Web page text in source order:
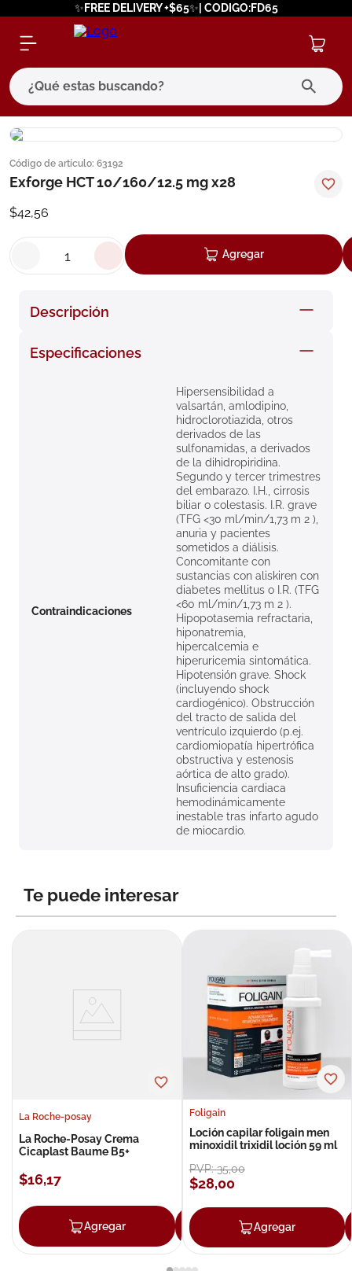
✨FREE DELIVERY +$65✨| CODIGO:FD65
¿Qué estas buscando?
Código de artículo: 63192
Exforge HCT 10/160/12.5 mg x28
$42,56
Agregar
Descripción
Especificaciones
Contraindicaciones
Hipersensibilidad a
valsartán, amlodipino,
hidroclorotiazida, otros
derivados de las
sulfonamidas, a derivados
de la dihidropiridina.
Segundo y tercer trimestres
del embarazo. I.H., cirrosis
biliar o colestasis. I.R. grave
(TFG <30 ml/min/1,73 m 2 ),
anuria y pacientes
sometidos a diálisis.
Concomitante con
sustancias con aliskiren con
diabetes mellitus o I.R. (TFG
<60 ml/min/1,73 m 2 ).
Hipopotasemia refractaria,
hiponatremia,
hipercalcemia e
hiperuricemia sintomática.
Hipotensión grave. Shock
(incluyendo shock
cardiogénico). Obstrucción
del tracto de salida del
ventrículo izquierdo (p.ej.
cardiomiopatía hipertrófica
obstructiva y estenosis
aórtica de alto grado).
Insuficiencia cardiaca
hemodinámicamente
inestable tras infarto agudo
de miocardio.
Te puede interesar
La Roche-posay
La Roche-Posay Crema
Cicaplast Baume B5+
$16,17
Agregar Agregar
Foligain
Loción capilar foligain men
minoxidil trixidil loción 59 ml
PVP:35,00
$28,00
Agregar
eucerin
pilexil
6. degraler